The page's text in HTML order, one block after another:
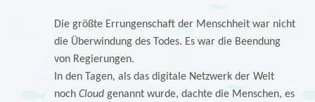
Die größte Errungenschaft der Menschheit war nicht
die Überwindung des Todes. Es war die Beendung
von Regierungen.
In den Tagen, als das digitale Netzwerk der Welt
noch Cloudgenannt wurde, dachte die Menschen, es